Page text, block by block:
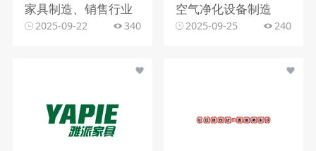
家具制造、销售行业
2025-09-22 340
空气净化设备制造
2025-09-25 240